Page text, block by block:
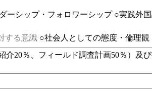
ーシップ・フォロワーシップ ○実践外
する意識 ○社会人としての態度・倫理観
介20％、フィールド調査計画50％）及